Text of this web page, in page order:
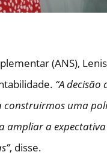
(ANS),
“A
uma
ampliar a
, disse.